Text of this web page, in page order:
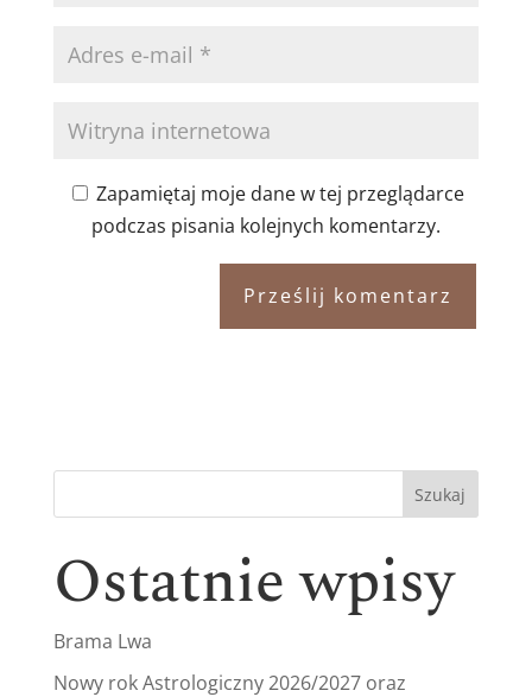
Zapamiętaj moje dane w tej przeglądarce
podczas pisania kolejnych komentarzy.
Szukaj
Ostatnie wpisy
Brama Lwa
Nowy rok Astrologiczny 2026/2027 oraz